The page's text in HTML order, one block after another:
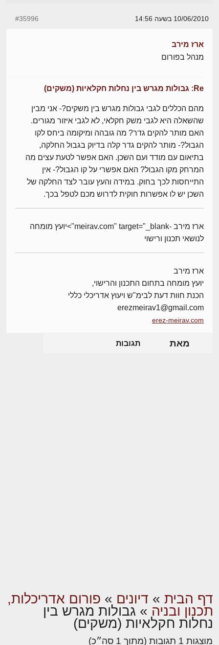
10/06/2010 בשעה 14:56 #35996
ארז מירב
מנהל בפורום
Re: גבולות מגרש בין נחלות חקלאיות (משקים)
מהם הכללים לגבי גבולות מגרש בין משקים?- אני מבין
שהשאלה היא לגבי משק חקלאי, לא לגבי איזור מגורים.
האם מותר להקים גדר? מה גובהה ומיקומה ביחס לקו
הגבול?- מותר להקים גדר קלה בדיוק בגבול החלקה,
בתיאום עם מודד ועם השכן. האם אפשר לטעת עצים מה
המרחק מקו הגבול? האם אפשרי על קו הגבול?- אין
התייחסות לכך בחוק. במידה והעץ עובר לצד החלקה של
השכן יש לו אפשרות חוקית לדרוש מכם לטפל בכך.
ארז מירב -meirav.com" target="_blank">יועץ מומחה
לנושאי תכנון ורישוי
ארז מירב
יועץ מומחה בתחום התכנון והרישוי,
הכנת חוות דעת לבימ"ש ויעוץ אדריכלי כללי
erezmeirav1@gmail.com
erez-meirav.com
מאת תגובות
דף הבית » דיונים » פורום אדריכלות,
תכנון ובניה » גבולות מגרש בין
נחלות חקלאיות (משקים)
מוצגות 1 תגובות (מתוך 1 סה״כ)